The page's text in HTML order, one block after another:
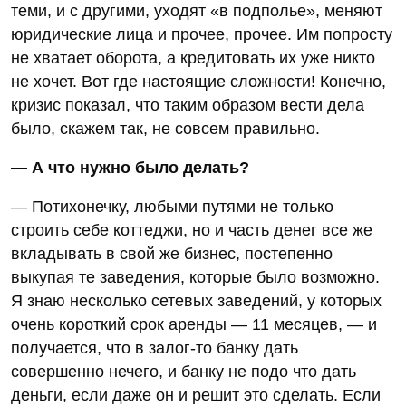
теми, и с другими, уходят «в подполье», меняют
юридические лица и прочее, прочее. Им попросту
не хватает оборота, а кредитовать их уже никто
не хочет. Вот где настоящие сложности! Конечно,
кризис показал, что таким образом вести дела
было, скажем так, не совсем правильно.
— А что нужно было делать?
— Потихонечку, любыми путями не только
строить себе коттеджи, но и часть денег все же
вкладывать в свой же бизнес, постепенно
выкупая те заведения, которые было возможно.
Я знаю несколько сетевых заведений, у которых
очень короткий срок аренды — 11 месяцев, — и
получается, что в залог-то банку дать
совершенно нечего, и банку не подо что дать
деньги, если даже он и решит это сделать. Если